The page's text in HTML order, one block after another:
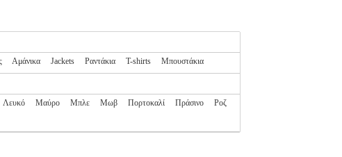
Αμάνικα Jackets Ραντάκια T-shirts Μπουστάκια
Λευκό Μαύρο Μπλε Μωβ Πορτοκαλί Πράσινο
Ροζ